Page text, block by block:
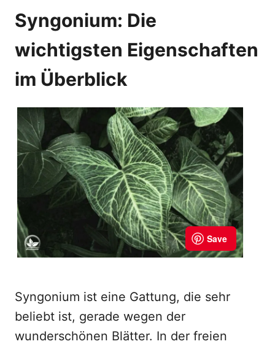
Syngonium: Die
wichtigsten Eigenschaften
im Überblick
Syngonium ist eine Gattung, die sehr
beliebt ist, gerade wegen der
wunderschönen Blätter. In der freien